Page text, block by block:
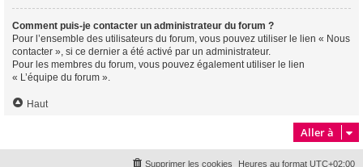
Comment puis-je contacter un administrateur du forum ?
Pour l’ensemble des utilisateurs du forum, vous pouvez utiliser le lien « Nous
contacter », si ce dernier a été activé par un administrateur.
Pour les membres du forum, vous pouvez également utiliser le lien
« L’équipe du forum ».
Haut
Aller à
Heures au format UTC+02:00
Supprimer les cookies